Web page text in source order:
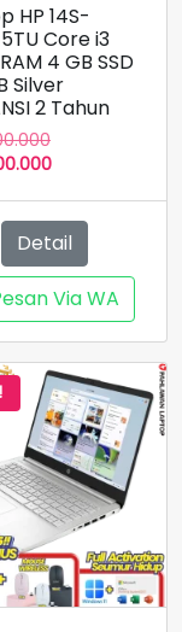
HP 14S-
Core i3
4 GB SSD
Silver
2 Tahun
Harga
aslinya
Harga
adalah:
Rp6.400.000.
Detail
Via WA